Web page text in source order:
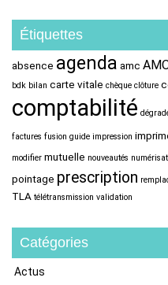
Étiquettes
absence agenda amc
bdk bilan carte vitale chèque clôture
comptabilité
factures fusion guide impression
modifier mutuelle nouveautés
pointage prescription
TLA télétransmission validation
Catégories
Actus